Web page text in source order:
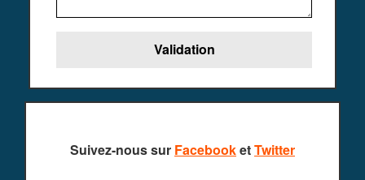
Suivez-nous sur FacebooketTwitter